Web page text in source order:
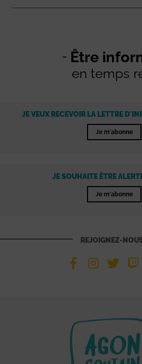
Être
en temps
JE VEUX RECEVOIR LA LETTRE
Je m'abonne
JE SOUHAITE ÊTRE
Je m'abonne
REJOIGNEZ-